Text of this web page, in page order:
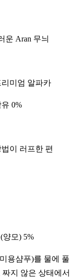
운 Aran 무늬
미엄 알파카
0%
이 러프한 편
양모) 5%
용샴푸)를 물에 풀
지 않은 상태에서